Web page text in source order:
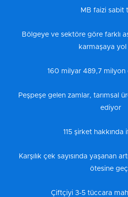
MB faizi sabit
Bölgeye ve sektöre göre farklı
karmaşaya yol
160 milyar 489,7 milyon
Peşpeşe gelen zamlar, tarımsal
ediyor
115 şirket hakkında
Karşılık çek sayısında yaşanan
ötesine
Çiftçiyi 3-5 tüccara